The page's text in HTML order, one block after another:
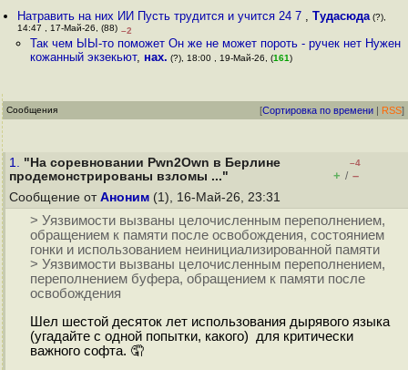
Натравить на них ИИ Пусть трудится и учится 24 7 ,Тудасюда (?),
14:47 , 17-Май-26, (88) –2
Так чем ЫЫ-то поможет Он же не может пороть - ручек нет Нужен
кожанный экзекьют, нах. (?), 18:00 , 19-Май-26, (161)
Сообщения [Сортировка по времени | RSS]
1. "На соревновании Pwn2Own в Берлине
продемонстрированы взломы ..."
–4
+ / –
Сообщение от Аноним (1), 16-Май-26, 23:31
> Уязвимости вызваны целочисленным переполнением,
обращением к памяти после освобождения, состоянием
гонки и использованием неинициализированной памяти
> Уязвимости вызваны целочисленным переполнением,
переполнением буфера, обращением к памяти после
освобождения
Шел шестой десяток лет использования дырявого языка
(угадайте с одной попытки, какого) для критически
важного софта. 🤦